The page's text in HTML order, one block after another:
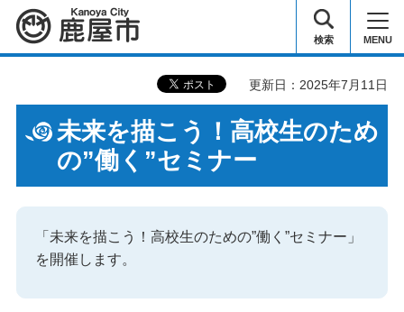
鹿屋市 検索 MENU
更新日：2025年7月11日
未来を描こう！高校生のため
の”働く”セミナー
「未来を描こう！高校生のための”働く”セミナー」
を開催します。